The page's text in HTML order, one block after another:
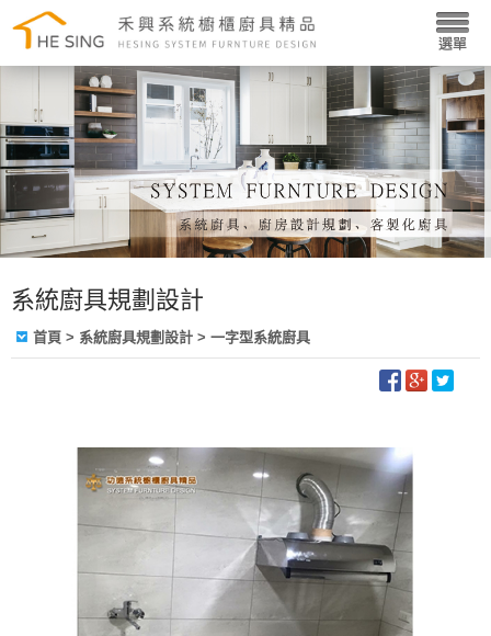
系統廚具規劃設計
首頁 > 系統廚具規劃設計 > 一字型系統廚具